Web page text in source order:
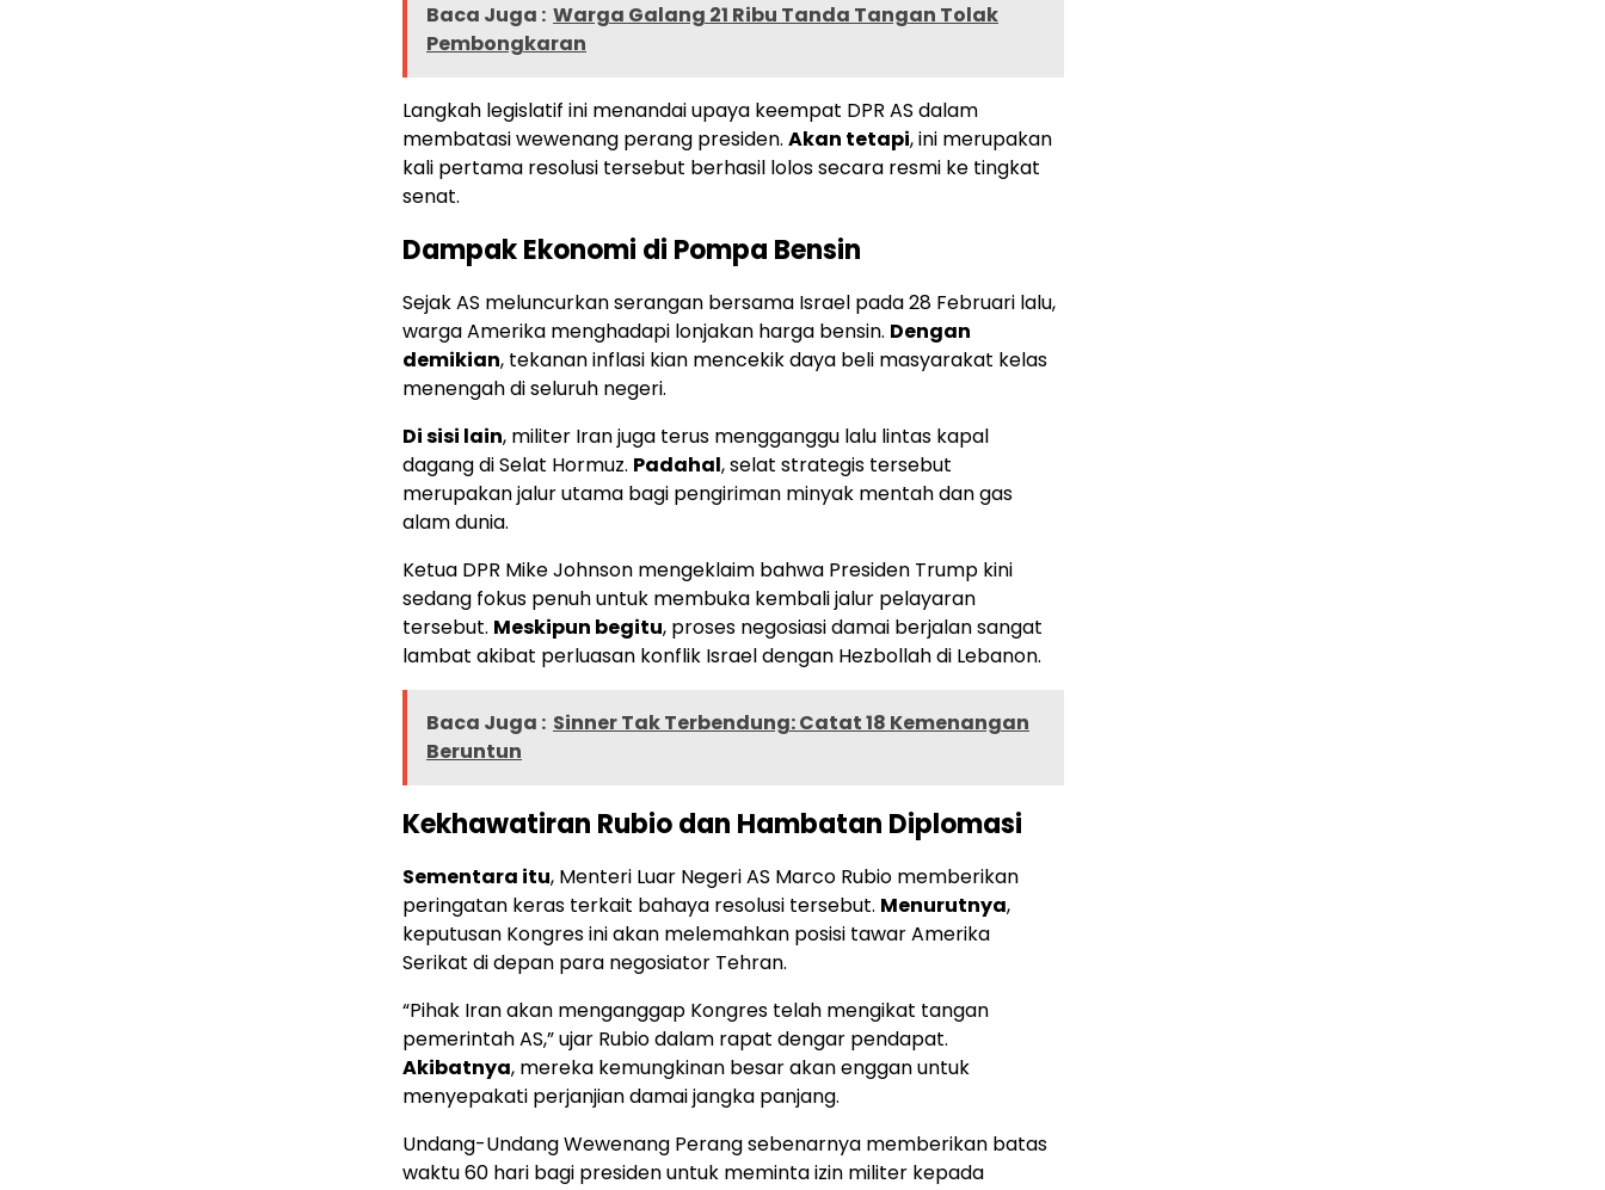
Baca Juga : Warga Galang 21 Ribu Tanda Tangan Tolak
Pembongkaran
Langkah legislatif ini menandai upaya keempat DPR AS dalam
membatasi wewenang perang presiden. Akan tetapi, ini merupakan
kali pertama resolusi tersebut berhasil lolos secara resmi ke tingkat
senat.
Dampak Ekonomi di Pompa Bensin
Sejak AS meluncurkan serangan bersama Israel pada 28 Februari lalu,
warga Amerika menghadapi lonjakan harga bensin. Dengan
demikian, tekanan inflasi kian mencekik daya beli masyarakat kelas
menengah di seluruh negeri.
Di sisi lain, militer Iran juga terus mengganggu lalu lintas kapal
dagang di Selat Hormuz. Padahal, selat strategis tersebut
merupakan jalur utama bagi pengiriman minyak mentah dan gas
alam dunia.
Ketua DPR Mike Johnson mengeklaim bahwa Presiden Trump kini
sedang fokus penuh untuk membuka kembali jalur pelayaran
tersebut. Meskipun begitu, proses negosiasi damai berjalan sangat
lambat akibat perluasan konflik Israel dengan Hezbollah di Lebanon.
Baca Juga : Sinner Tak Terbendung: Catat 18 Kemenangan
Beruntun
Kekhawatiran Rubio dan Hambatan Diplomasi
Sementara itu, Menteri Luar Negeri AS Marco Rubio memberikan
peringatan keras terkait bahaya resolusi tersebut. Menurutnya,
keputusan Kongres ini akan melemahkan posisi tawar Amerika
Serikat di depan para negosiator Tehran.
“Pihak Iran akan menganggap Kongres telah mengikat tangan
pemerintah AS,” ujar Rubio dalam rapat dengar pendapat.
Akibatnya, mereka kemungkinan besar akan enggan untuk
menyepakati perjanjian damai jangka panjang.
Undang-Undang Wewenang Perang sebenarnya memberikan batas
waktu 60 hari bagi presiden untuk meminta izin militer kepada